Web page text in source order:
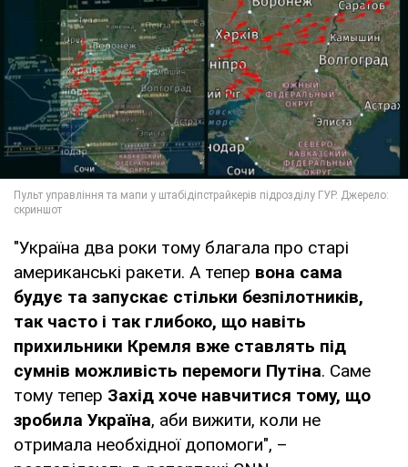
"Україна два роки тому благала про старі
американські ракети. А тепер вона сама
будує та запускає стільки безпілотників,
так часто і так глибоко, що навіть
прихильники Кремля вже ставлять під
сумнів можливість перемоги Путіна. Саме
тому тепер Захід хоче навчитися тому, що
зробила Україна, аби вижити, коли не
отримала необхідної допомоги", –